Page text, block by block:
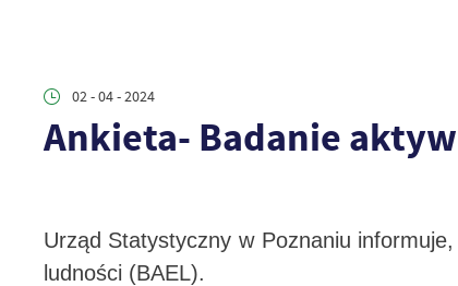
02 - 04 - 2024
Ankieta- Badanie
Urząd Statystyczny w Poznaniu
ludności (BAEL).